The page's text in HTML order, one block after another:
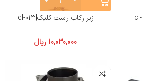
زیر رکاب راست کلیک|cl-013
10,030,000ریال